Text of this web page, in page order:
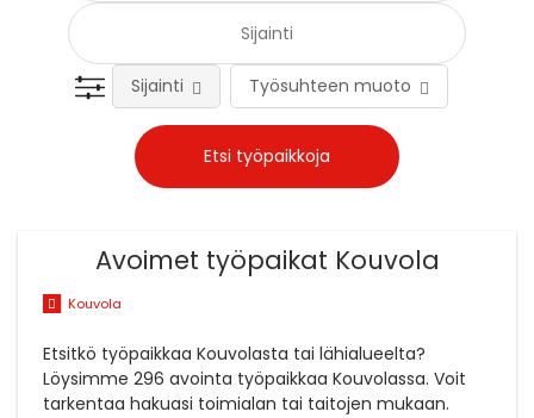
Työsuhteen muoto
Sijainti
Avoimet työpaikat Kouvola
Kouvola
Etsitkö työpaikkaa Kouvolasta tai lähialueelta?
Löysimme 296 avointa työpaikkaa Kouvolassa. Voit
tarkentaa hakuasi toimialan tai taitojen mukaan.